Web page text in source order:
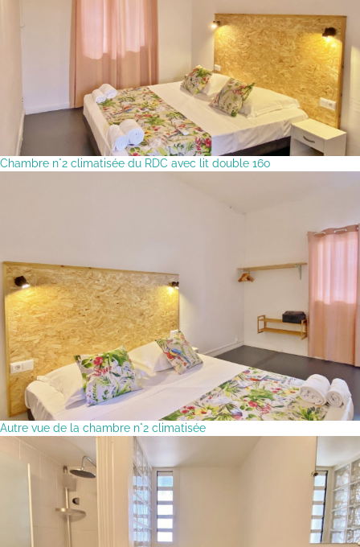
Chambre n°2 climatisée du RDC avec lit double 160
Autre vue de la chambre n°2 climatisée